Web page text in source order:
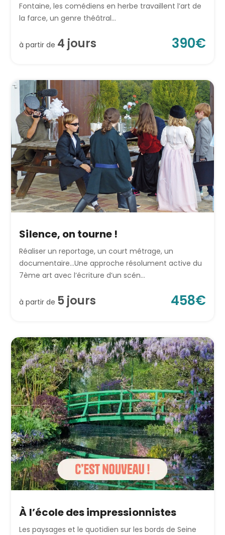
Fontaine, les comédiens en herbe travaillent l’art de
la farce, un genre théâtral...
à partir de 4 jours 390€
Silence, on tourne !
Réaliser un reportage, un court métrage, un
documentaire…Une approche résolument active du
7ème art avec l’écriture d’un scén...
à partir de 5jours 458€
À l’école des impressionnistes
Les paysages et le quotidien sur les bords de Seine